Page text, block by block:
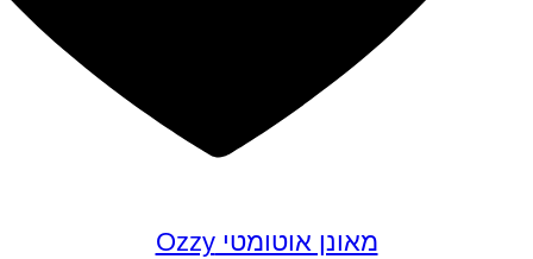
מאונן אוטומטי Ozzy